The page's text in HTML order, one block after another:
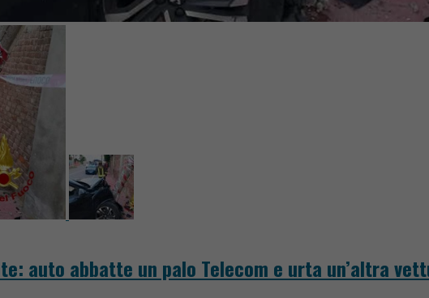
auto abbatte un palo Telecom e urta un’altra